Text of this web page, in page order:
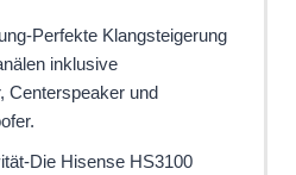
Perfekte Klangsteigerung
inklusive
Centerspeaker und
Die Hisense HS3100